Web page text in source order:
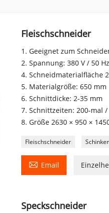
Fleischschneider
1. Geeignet zum
2. Spannung: 380 V / 50
4. Schneidmaterialfläche
5. Materialgröße: 650 mm
6. Schnittdicke: 2-35 mm
7. Schnittzeiten: 200-mal
8. Größe 2630 × 950 ×
Fleischschneider
 Email
Speckschneider